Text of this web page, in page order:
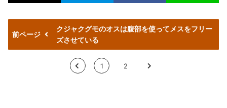
前ページ
クジャクグモのオスは腹部を使ってメスをフリー
ズさせている
< 1 2 >